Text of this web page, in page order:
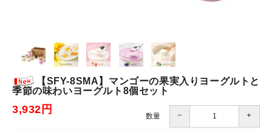
【SFY-8SMA】マンゴーの果実入りヨーグルトと
季節の味わいヨーグルト8個セット
3,932円
数量 － ＋